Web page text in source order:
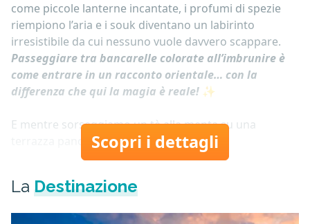
come piccole lanterne incantate, i profumi di spezie
riempiono l’aria e i souk diventano un labirinto
irresistibile da cui nessuno vuole davvero scappare.
Passeggiare tra bancarelle colorate all’imbrunire è
come entrare in un racconto orientale… con la
differenza che qui la magia è reale! ✨
E mentre sorseggiamo un tè alla menta su una
terrazza panoramica, il...Scopri i dettagli
La Destinazione